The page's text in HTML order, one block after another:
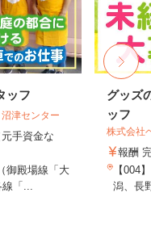
フ
津センター
資金な
殿場線「大
「...
グッズ
ッフ
株式会社
報酬 完
【004】
潟、長